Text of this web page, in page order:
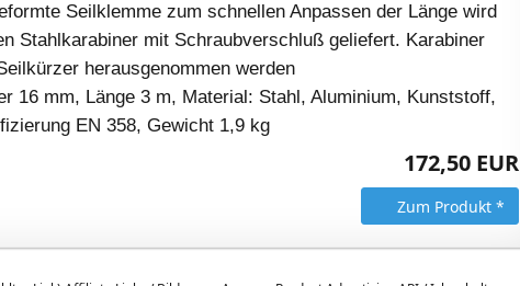
Seilklemme zum schnellen Anpassen der Länge wird
Stahlkarabiner mit Schraubverschluß geliefert. Karabiner
herausgenommen werden
16 mm, Länge 3 m, Material: Stahl, Aluminium, Kunststoff,
EN 358, Gewicht 1,9 kg
172,50 EUR
Zum Produkt *